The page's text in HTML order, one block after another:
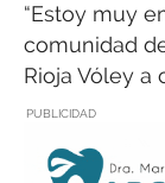
“Estoy muy
comunidad
Rioja Vóley a
PUBLICIDAD